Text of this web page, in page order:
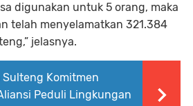
digunakan untuk 5 orang, maka
telah menyelamatkan 321.384
jelasnya.
Sulteng Komitmen
Peduli Lingkungan